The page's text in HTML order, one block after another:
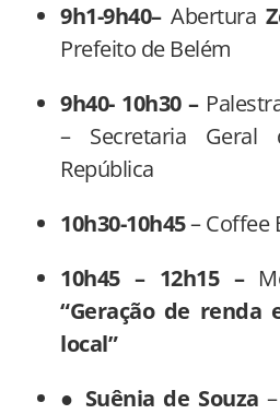
9h1-9h40–Abertura
Prefeito de Belém
9h40- 10h30 –
– Secretaria Geral
República
10h30-10h45– Coffee
10h45 – 12h15 –
“Geração de renda
local”
● Suênia de Souza